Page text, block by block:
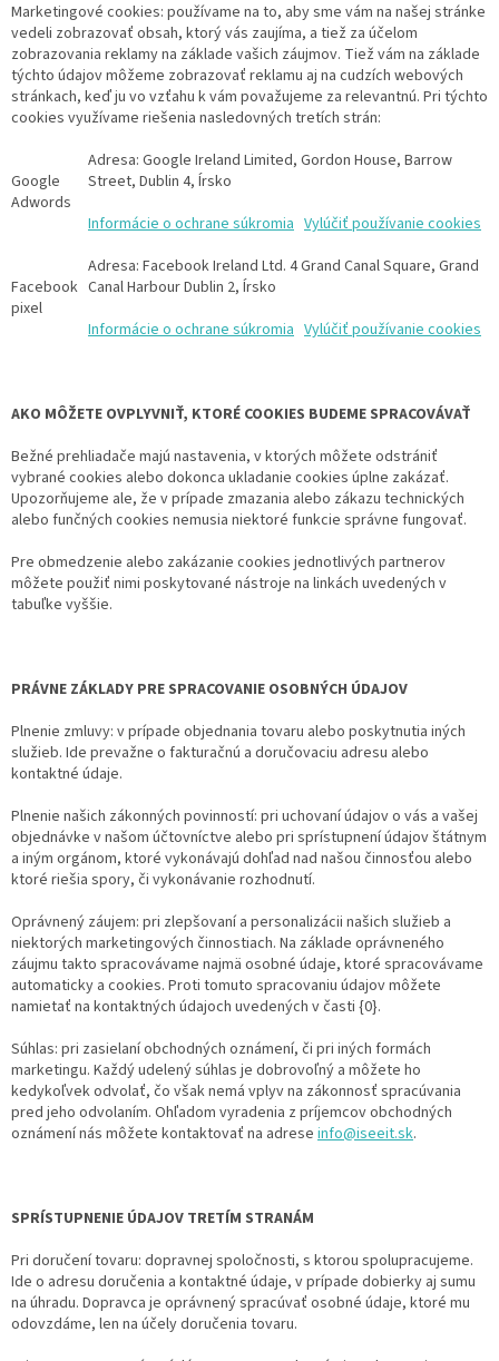
Marketingové cookies: používame na to, aby sme vám na našej stránke
vedeli zobrazovať obsah, ktorý vás zaujíma, a tiež za účelom
zobrazovania reklamy na základe vašich záujmov. Tiež vám na základe
týchto údajov môžeme zobrazovať reklamu aj na cudzích webových
stránkach, keď ju vo vzťahu k vám považujeme za relevantnú. Pri týchto
cookies využívame riešenia nasledovných tretích strán:
Google
Adwords
Adresa: Google Ireland Limited, Gordon House, Barrow
Street, Dublin 4, Írsko
Informácie o ochrane súkromia Vylúčiť používanie cookies
Facebook
pixel
Adresa: Facebook Ireland Ltd. 4 Grand Canal Square, Grand
Canal Harbour Dublin 2, Írsko
Informácie o ochrane súkromia Vylúčiť používanie cookies
AKO MÔŽETE OVPLYVNIŤ, KTORÉ COOKIES BUDEME SPRACOVÁVAŤ
Bežné prehliadače majú nastavenia, v ktorých môžete odstrániť
vybrané cookies alebo dokonca ukladanie cookies úplne zakázať.
Upozorňujeme ale, že v prípade zmazania alebo zákazu technických
alebo funčných cookies nemusia niektoré funkcie správne fungovať.
Pre obmedzenie alebo zakázanie cookies jednotlivých partnerov
môžete použiť nimi poskytované nástroje na linkách uvedených v
tabuľke vyššie.
PRÁVNE ZÁKLADY PRE SPRACOVANIE OSOBNÝCH ÚDAJOV
Plnenie zmluvy: v prípade objednania tovaru alebo poskytnutia iných
služieb. Ide prevažne o fakturačnú a doručovaciu adresu alebo
kontaktné údaje.
Plnenie našich zákonných povinností: pri uchovaní údajov o vás a vašej
objednávke v našom účtovníctve alebo pri sprístupnení údajov štátnym
a iným orgánom, ktoré vykonávajú dohľad nad našou činnosťou alebo
ktoré riešia spory, či vykonávanie rozhodnutí.
Oprávnený záujem: pri zlepšovaní a personalizácii našich služieb a
niektorých marketingových činnostiach. Na základe oprávneného
záujmu takto spracovávame najmä osobné údaje, ktoré spracovávame
automaticky a cookies. Proti tomuto spracovaniu údajov môžete
namietať na kontaktných údajoch uvedených v časti {0}.
Súhlas: pri zasielaní obchodných oznámení, či pri iných formách
marketingu. Každý udelený súhlas je dobrovoľný a môžete ho
kedykoľvek odvolať, čo však nemá vplyv na zákonnosť spracúvania
pred jeho odvolaním. Ohľadom vyradenia z príjemcov obchodných
oznámení nás môžete kontaktovať na adrese info@iseeit.sk.
SPRÍSTUPNENIE ÚDAJOV TRETÍM STRANÁM
Pri doručení tovaru: dopravnej spoločnosti, s ktorou spolupracujeme.
Ide o adresu doručenia a kontaktné údaje, v prípade dobierky aj sumu
na úhradu. Dopravca je oprávnený spracúvať osobné údaje, ktoré mu
odovzdáme, len na účely doručenia tovaru.